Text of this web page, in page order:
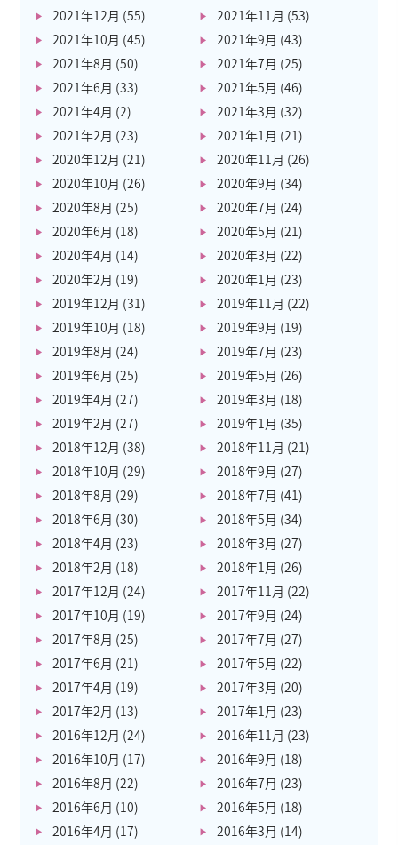
2021年12月 (55) 2021年11月 (53)
2021年10月 (45) 2021年9月 (43)
2021年8月 (50) 2021年7月 (25)
2021年6月 (33) 2021年5月 (46)
2021年4月 (2) 2021年3月 (32)
2021年2月 (23) 2021年1月 (21)
2020年12月 (21) 2020年11月 (26)
2020年10月 (26) 2020年9月 (34)
2020年8月 (25) 2020年7月 (24)
2020年6月 (18) 2020年5月 (21)
2020年4月 (14) 2020年3月 (22)
2020年2月 (19) 2020年1月 (23)
2019年12月 (31) 2019年11月 (22)
2019年10月 (18) 2019年9月 (19)
2019年8月 (24) 2019年7月 (23)
2019年6月 (25) 2019年5月 (26)
2019年4月 (27) 2019年3月 (18)
2019年2月 (27) 2019年1月 (35)
2018年12月 (38) 2018年11月 (21)
2018年10月 (29) 2018年9月 (27)
2018年8月 (29) 2018年7月 (41)
2018年6月 (30) 2018年5月 (34)
2018年4月 (23) 2018年3月 (27)
2018年2月 (18) 2018年1月 (26)
2017年12月 (24) 2017年11月 (22)
2017年10月 (19) 2017年9月 (24)
2017年8月 (25) 2017年7月 (27)
2017年6月 (21) 2017年5月 (22)
2017年4月 (19) 2017年3月 (20)
2017年2月 (13) 2017年1月 (23)
2016年12月 (24) 2016年11月 (23)
2016年10月 (17) 2016年9月 (18)
2016年8月 (22) 2016年7月 (23)
2016年6月 (10) 2016年5月 (18)
2016年4月 (17) 2016年3月 (14)